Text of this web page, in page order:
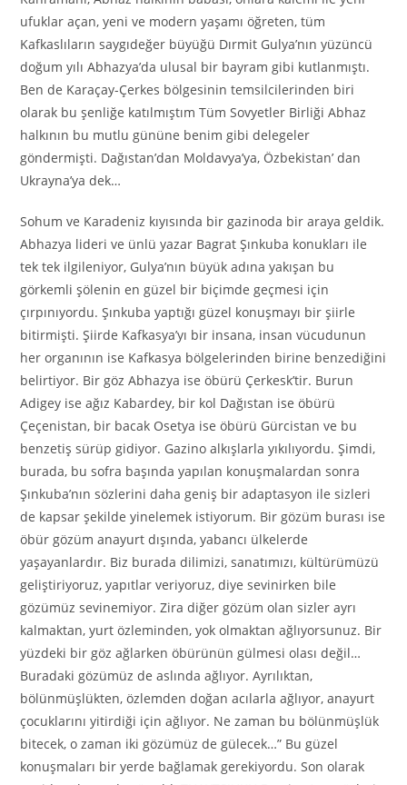
ufuklar açan, yeni ve modern yaşamı öğreten, tüm
Kafkaslıların saygıdeğer büyüğü Dırmit Gulya’nın yüzüncü
doğum yılı Abhazya’da ulusal bir bayram gibi kutlanmıştı.
Ben de Karaçay-Çerkes bölgesinin temsilcilerinden biri
olarak bu şenliğe katılmıştım Tüm Sovyetler Birliği Abhaz
halkının bu mutlu gününe benim gibi delegeler
göndermişti. Dağıstan’dan Moldavya’ya, Özbekistan’ dan
Ukrayna’ya dek…
Sohum ve Karadeniz kıyısında bir gazinoda bir araya geldik.
Abhazya lideri ve ünlü yazar Bagrat Şınkuba konukları ile
tek tek ilgileniyor, Gulya’nın büyük adına yakışan bu
görkemli şölenin en güzel bir biçimde geçmesi için
çırpınıyordu. Şınkuba yaptığı güzel konuşmayı bir şiirle
bitirmişti. Şiirde Kafkasya’yı bir insana, insan vücudunun
her organının ise Kafkasya bölgelerinden birine benzediğini
belirtiyor. Bir göz Abhazya ise öbürü Çerkesk’tir. Burun
Adigey ise ağız Kabardey, bir kol Dağıstan ise öbürü
Çeçenistan, bir bacak Osetya ise öbürü Gürcistan ve bu
benzetiş sürüp gidiyor. Gazino alkışlarla yıkılıyordu. Şimdi,
burada, bu sofra başında yapılan konuşmalardan sonra
Şınkuba’nın sözlerini daha geniş bir adaptasyon ile sizleri
de kapsar şekilde yinelemek istiyorum. Bir gözüm burası ise
öbür gözüm anayurt dışında, yabancı ülkelerde
yaşayanlardır. Biz burada dilimizi, sanatımızı, kültürümüzü
geliştiriyoruz, yapıtlar veriyoruz, diye sevinirken bile
gözümüz sevinemiyor. Zira diğer gözüm olan sizler ayrı
kalmaktan, yurt özleminden, yok olmaktan ağlıyorsunuz. Bir
yüzdeki bir göz ağlarken öbürünün gülmesi olası değil…
Buradaki gözümüz de aslında ağlıyor. Ayrılıktan,
bölünmüşlükten, özlemden doğan acılarla ağlıyor, anayurt
çocuklarını yitirdiği için ağlıyor. Ne zaman bu bölünmüşlük
bitecek, o zaman iki gözümüz de gülecek…” Bu güzel
konuşmaları bir yerde bağlamak gerekiyordu. Son olarak